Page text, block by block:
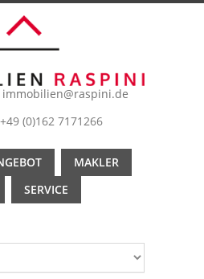
immobilien@raspini.de
+49 (0)162 7171266
MAKLER
SERVICE